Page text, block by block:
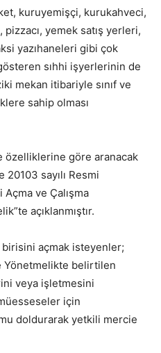
kuruyemişçi, kurukahveci,
yemek satış yerleri,
yazıhaneleri gibi çok
sıhhi işyerlerinin de
mekan itibariyle sınıf ve
sahip olması
özelliklerine göre aranacak
sayılı Resmi
Açma ve Çalışma
açıklanmıştır.
açmak isteyenler;
Yönetmelikte belirtilen
veya işletmesini
için
doldurarak yetkili mercie